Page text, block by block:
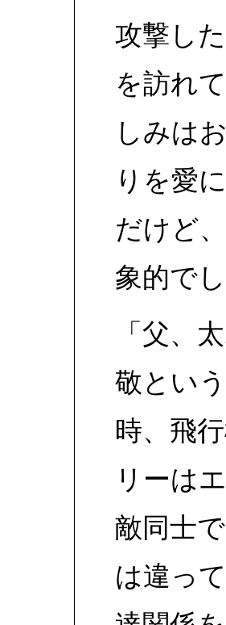
攻撃し
を訪れ
しみは
りを愛
だけど
象的で
「父、
敬とい
時、飛
リーは
敵同士
は違っ